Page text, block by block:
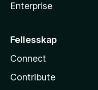
Enterprise
Fellesskap
Connect
Contribute